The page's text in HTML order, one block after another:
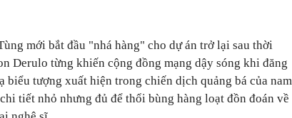
mới bắt đầu "nhá hàng" cho dự án trở lại sau thời
Derulo từng khiến cộng đồng mạng dậy sóng khi đăng
biểu tượng xuất hiện trong chiến dịch quảng bá của nam
tiết nhỏ nhưng đủ để thổi bùng hàng loạt đồn đoán về